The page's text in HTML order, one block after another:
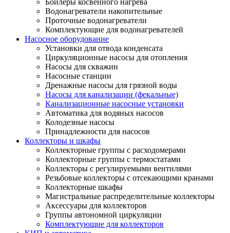
Бойлеры косвенного нагрева
Водонагреватели накопительные
Проточные водонагреватели
Комплектующие для водонагревателей
Насосное оборудование
Установки для отвода конденсата
Циркуляционные насосы для отопления
Насосы для скважин
Насосные станции
Дренажные насосы для грязной воды
Насосы для канализации (фекальные)
Канализационные насосные установки
Автоматика для водяных насосов
Колодезные насосы
Принадлежности для насосов
Коллекторы и шкафы
Коллекторные группы с расходомерами
Коллекторные группы с термостатами
Коллекторы с регулируемыми вентилями
Резьбовые коллекторы с отсекающими кранами
Коллекторные шкафы
Магистральные распределительные коллекторы
Аксессуары для коллекторов
Группы автономной циркуляции
Комплектующие для коллекторов